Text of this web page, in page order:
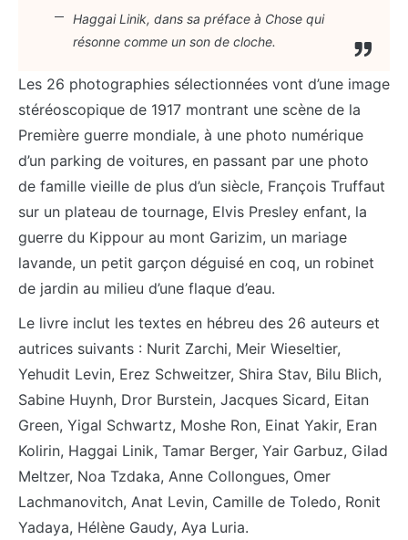
Haggai Linik, dans sa préface à Chose qui
résonne comme un son de cloche.
Les 26 photographies sélectionnées vont d’une image
stéréoscopique de 1917 montrant une scène de la
Première guerre mondiale, à une photo numérique
d’un parking de voitures, en passant par une photo
de famille vieille de plus d’un siècle, François Truffaut
sur un plateau de tournage, Elvis Presley enfant, la
guerre du Kippour au mont Garizim, un mariage
lavande, un petit garçon déguisé en coq, un robinet
de jardin au milieu d’une flaque d’eau.
Le livre inclut les textes en hébreu des 26 auteurs et
autrices suivants : Nurit Zarchi, Meir Wieseltier,
Yehudit Levin, Erez Schweitzer, Shira Stav, Bilu Blich,
Sabine Huynh, Dror Burstein, Jacques Sicard, Eitan
Green, Yigal Schwartz, Moshe Ron, Einat Yakir, Eran
Kolirin, Haggai Linik, Tamar Berger, Yair Garbuz, Gilad
Meltzer, Noa Tzdaka, Anne Collongues, Omer
Lachmanovitch, Anat Levin, Camille de Toledo, Ronit
Yadaya, Hélène Gaudy, Aya Luria.